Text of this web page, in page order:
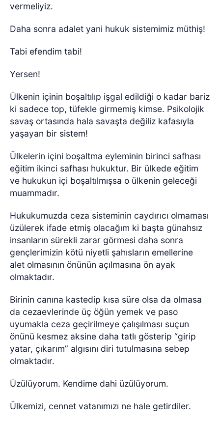
vermeliyiz.
Daha sonra adalet yani hukuk sistemimiz müthiş!
Tabi efendim tabi!
Yersen!
Ülkenin içinin boşaltılıp işgal edildiği o kadar bariz
ki sadece top, tüfekle girmemiş kimse. Psikolojik
savaş ortasında hala savaşta değiliz kafasıyla
yaşayan bir sistem!
Ülkelerin içini boşaltma eyleminin birinci safhası
eğitim ikinci safhası hukuktur. Bir ülkede eğitim
ve hukukun içi boşaltılmışsa o ülkenin geleceği
muammadır.
Hukukumuzda ceza sisteminin caydırıcı olmaması
üzülerek ifade etmiş olacağım ki başta günahsız
insanların sürekli zarar görmesi daha sonra
gençlerimizin kötü niyetli şahısların emellerine
alet olmasının önünün açılmasına ön ayak
olmaktadır.
Birinin canına kastedip kısa süre olsa da olmasa
da cezaevlerinde üç öğün yemek ve paso
uyumakla ceza geçirilmeye çalışılması suçun
önünü kesmez aksine daha tatlı gösterip “girip
yatar, çıkarım” algısını diri tutulmasına sebep
olmaktadır.
Üzülüyorum. Kendime dahi üzülüyorum.
Ülkemizi, cennet vatanımızı ne hale getirdiler.